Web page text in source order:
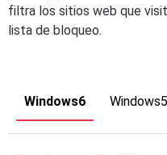
filtra los sitios web que
lista de bloqueo.
Windows6 Windows5